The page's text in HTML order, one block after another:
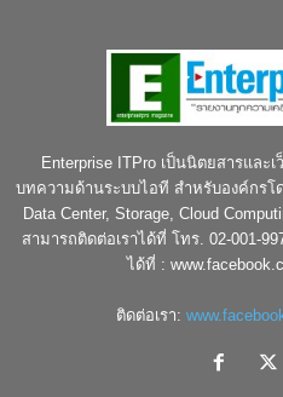
Enterprise ITPro เป็นนิตยสารและ
บทความด้านระบบไอที สำหรับองค์กรโ
Data Center, Storage, Cloud
สามารถติดต่อเราได้ที่ โทร. 02-001-
ได้ที่ :
ติดต่อเรา: